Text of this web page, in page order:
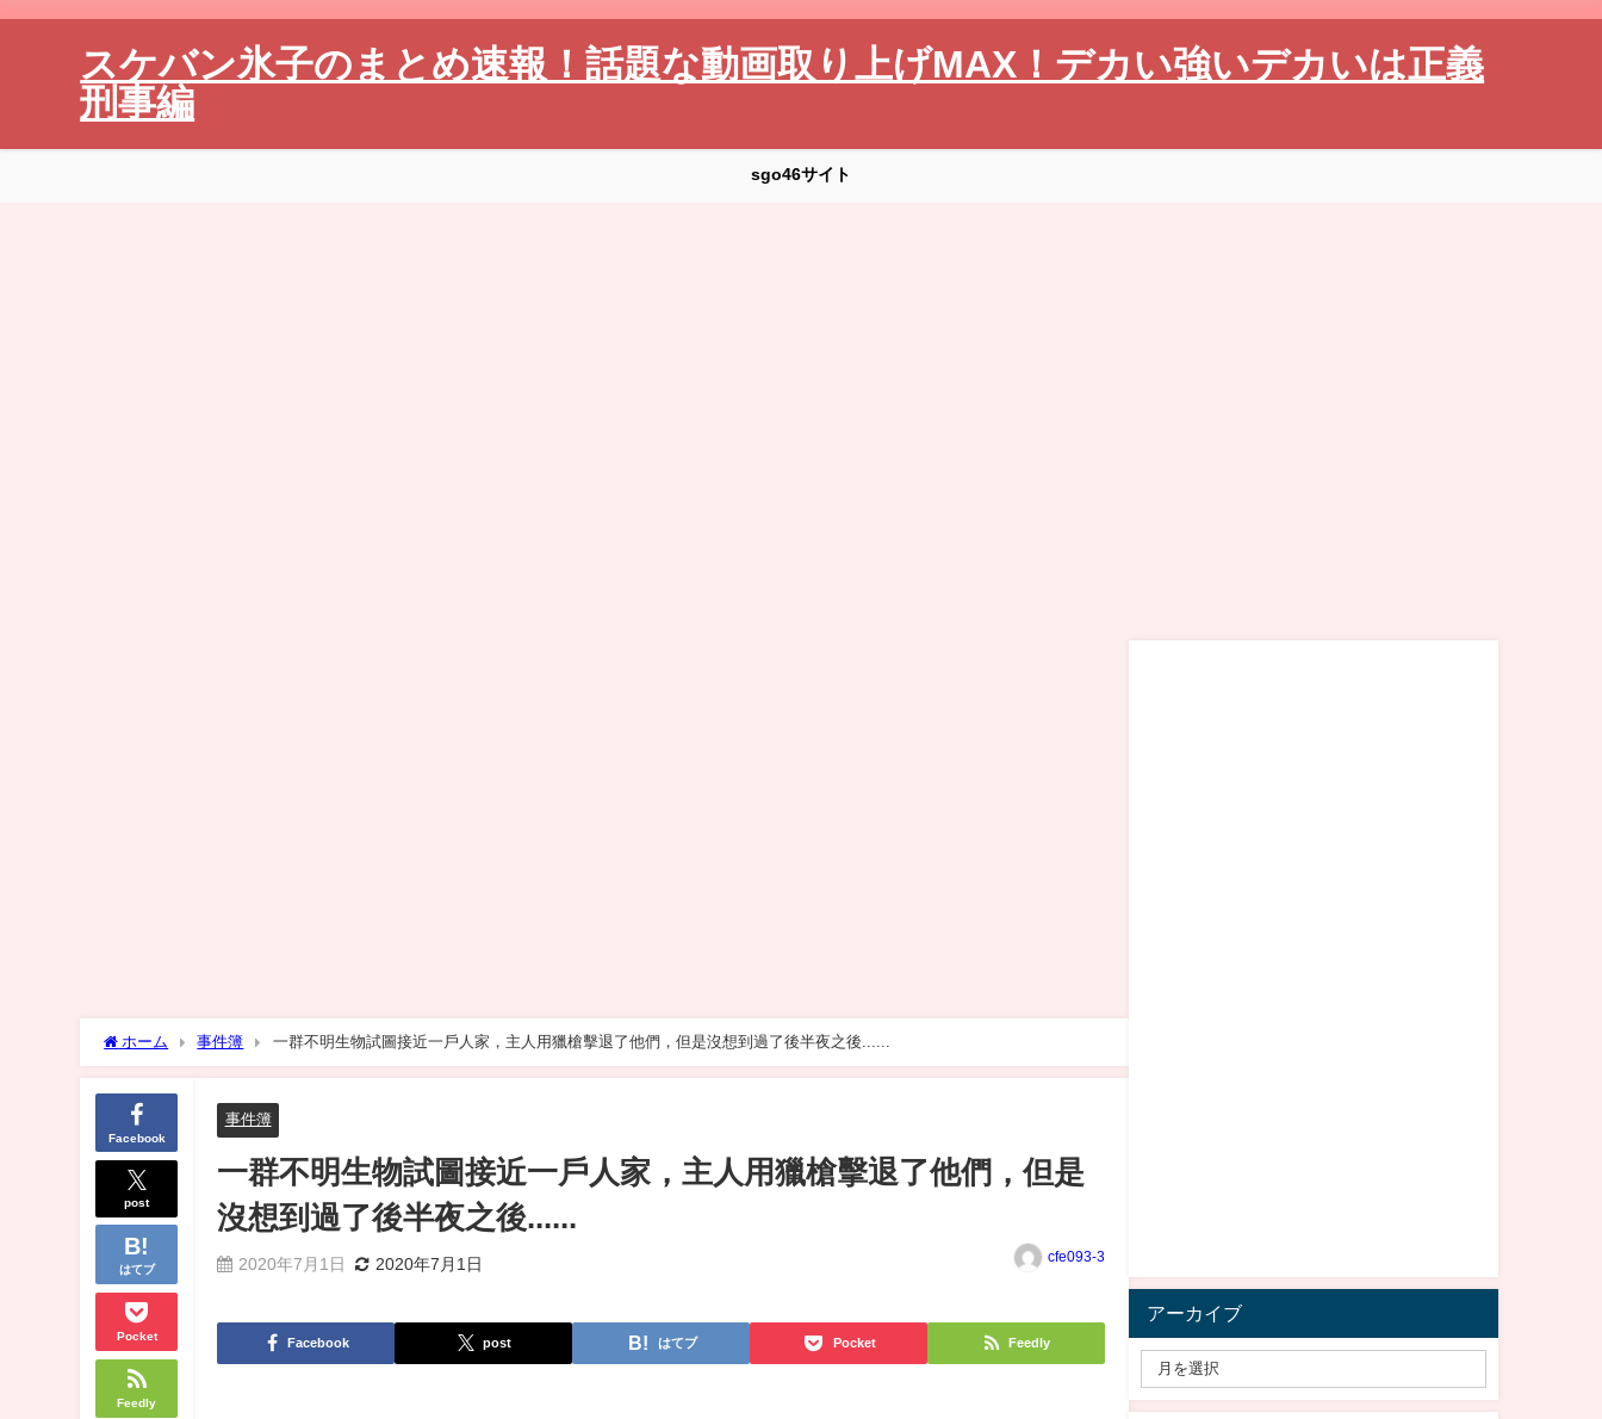
スケバン氷子のまとめ速報！話題な動画取り上げMAX！デカい強いデカいは正義
刑事編
sgo46サイト
ホーム 事件簿 一群不明生物試圖接近一戶人家，主人用獵槍擊退了他們，但是沒想到過了後半夜之後......
Facebook
post
はてブ
Pocket
Feedly
事件簿
一群不明生物試圖接近一戶人家，主人用獵槍擊退了他們，但是
沒想到過了後半夜之後......
2020年7月1日 2020年7月1日 cfe093-3
Facebook post はてブ Pocket Feedly
アーカイブ